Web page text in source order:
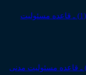
اقتصادی حقوق مسئولیت مدنی (۱) ـ قاعده مسئولیت مدنی